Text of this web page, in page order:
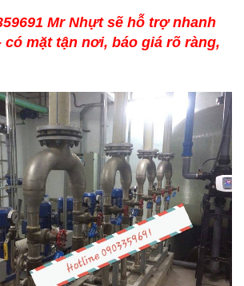
Mr Nhựt sẽ hỗ trợ nhanh
có mặt tận nơi, báo giá rõ ràng,